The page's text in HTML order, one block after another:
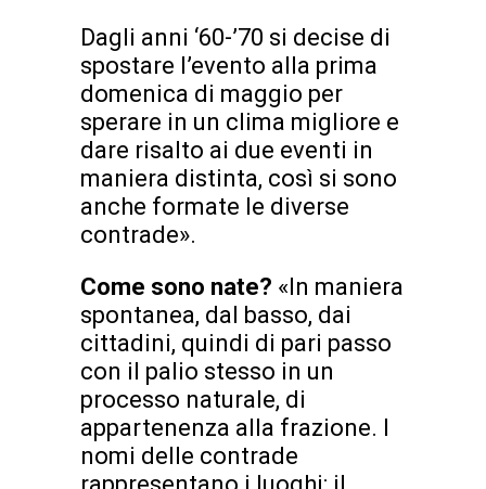
Dagli anni ‘60-’70 si decise di
spostare l’evento alla prima
domenica di maggio per
sperare in un clima migliore e
dare risalto ai due eventi in
maniera distinta, così si sono
anche formate le diverse
contrade».
Come sono nate? «In maniera
spontanea, dal basso, dai
cittadini, quindi di pari passo
con il palio stesso in un
processo naturale, di
appartenenza alla frazione. I
nomi delle contrade